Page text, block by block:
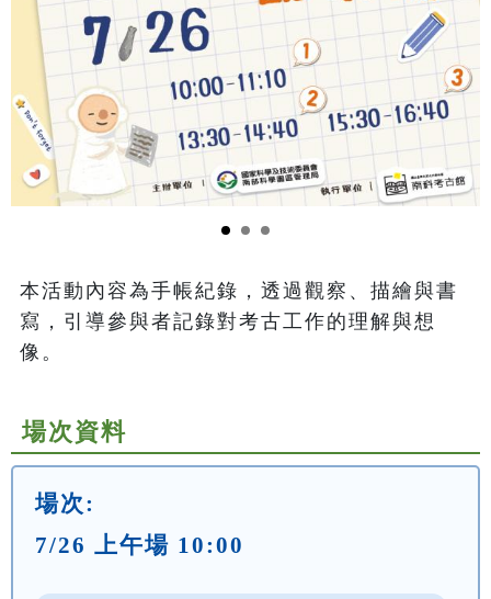
本活動內容為手帳紀錄，透過觀察、描繪與書
寫，引導參與者記錄對考古工作的理解與想
像。
場次資料
場次:
7/26 上午場 10:00